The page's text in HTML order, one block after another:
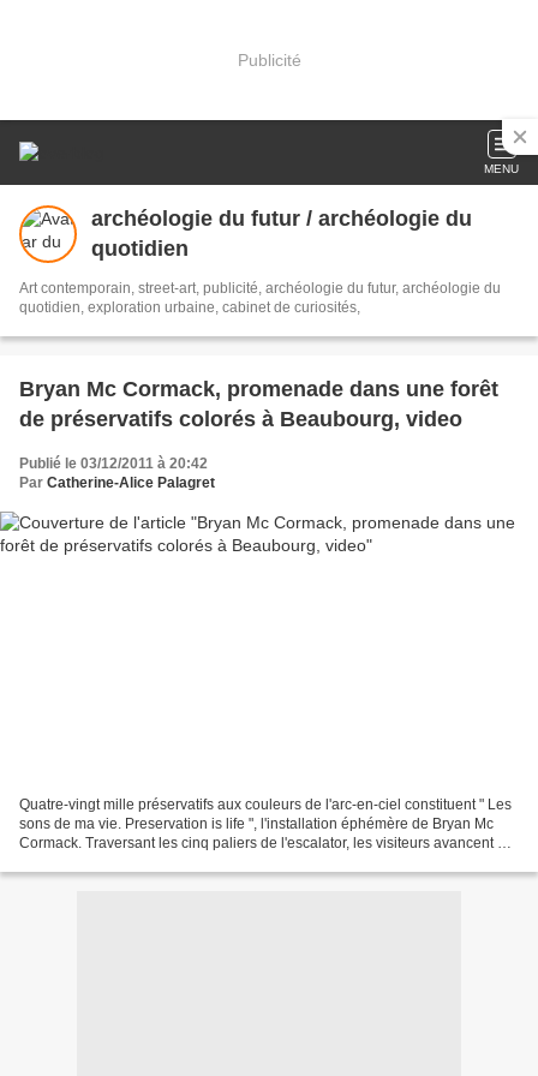
Publicité
MENU
archéologie du futur / archéologie du
quotidien
Art contemporain, street-art, publicité, archéologie du futur, archéologie du
quotidien, exploration urbaine, cabinet de curiosités,
Bryan Mc Cormack, promenade dans une forêt
de préservatifs colorés à Beaubourg, video
Publié le 03/12/2011 à 20:42
Par Catherine-Alice Palagret
Quatre-vingt mille préservatifs aux couleurs de l'arc-en-ciel constituent " Les
sons de ma vie. Preservation is life ", l'installation éphémère de Bryan Mc
Cormack. Traversant les cinq paliers de l'escalator, les visiteurs avancent au